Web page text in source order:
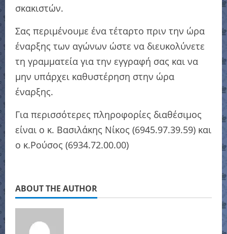
σκακιστών.
Σας περιμένουμε ένα τέταρτο πριν την ώρα
έναρξης των αγώνων ώστε να διευκολύνετε
τη γραμματεία για την εγγραφή σας και να
μην υπάρχει καθυστέρηση στην ώρα
έναρξης.
Για περισσότερες πληροφορίες διαθέσιμος
είναι ο κ. Βασιλάκης Νίκος (6945.97.39.59) και
ο κ.Ρούσος (6934.72.00.00)
ABOUT THE AUTHOR